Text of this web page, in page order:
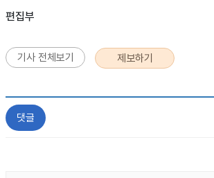
편집부
기사 전체보기 제보하기
댓글